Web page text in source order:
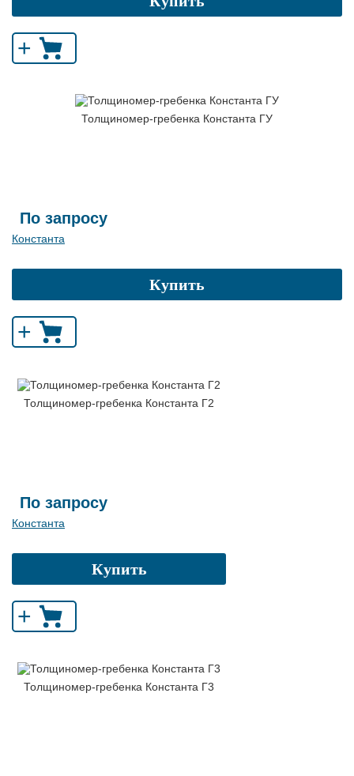
+
Толщиномер-гребенка Константа ГУ
По запросу
Константа
Купить
+
Толщиномер-гребенка Константа Г2
По запросу
Константа
Купить
+
Толщиномер-гребенка Константа Г3